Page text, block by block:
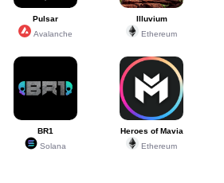
Pulsar
Avalanche
Illuvium
Ethereum
BR1
Solana
Heroes of Mavia
Ethereum